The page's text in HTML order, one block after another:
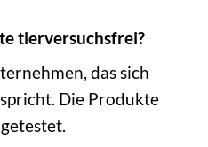
tierversuchsfrei?
das sich
Die Produkte